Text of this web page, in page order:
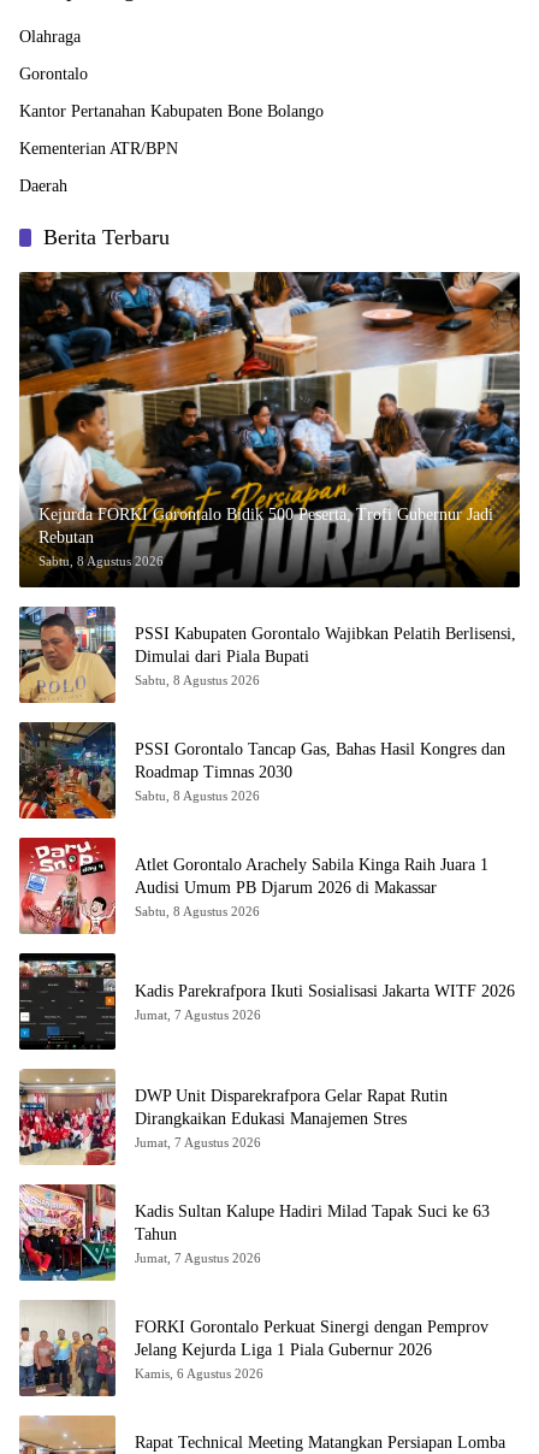
Olahraga
Gorontalo
Kantor Pertanahan Kabupaten Bone Bolango
Kementerian ATR/BPN
Daerah
Berita Terbaru
Kejurda FORKI Gorontalo Bidik 500 Peserta, Trofi Gubernur Jadi
Rebutan
Sabtu, 8 Agustus 2026
PSSI Kabupaten Gorontalo Wajibkan Pelatih Berlisensi,
Dimulai dari Piala Bupati
Sabtu, 8 Agustus 2026
PSSI Gorontalo Tancap Gas, Bahas Hasil Kongres dan
Roadmap Timnas 2030
Sabtu, 8 Agustus 2026
Atlet Gorontalo Arachely Sabila Kinga Raih Juara 1
Audisi Umum PB Djarum 2026 di Makassar
Sabtu, 8 Agustus 2026
Kadis Parekrafpora Ikuti Sosialisasi Jakarta WITF 2026
Jumat, 7 Agustus 2026
DWP Unit Disparekrafpora Gelar Rapat Rutin
Dirangkaikan Edukasi Manajemen Stres
Jumat, 7 Agustus 2026
Kadis Sultan Kalupe Hadiri Milad Tapak Suci ke 63
Tahun
Jumat, 7 Agustus 2026
FORKI Gorontalo Perkuat Sinergi dengan Pemprov
Jelang Kejurda Liga 1 Piala Gubernur 2026
Kamis, 6 Agustus 2026
Rapat Technical Meeting Matangkan Persiapan Lomba